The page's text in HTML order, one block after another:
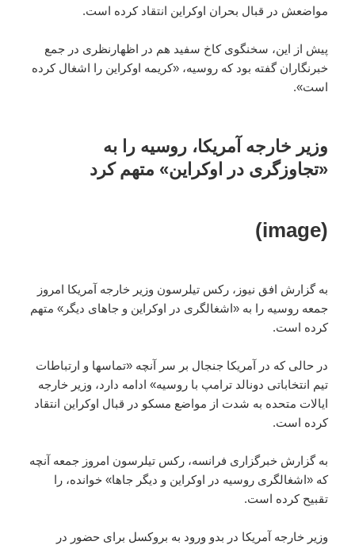
مواضعش در قبال بحران اوکراین انتقاد کرده است.
پیش از این، سخنگوی کاخ سفید هم در اظهارنظری در جمع
خبرنگاران گفته بود که روسیه، «کریمه اوکراین را اشغال کرده
است».
وزیر خارجه آمریکا، روسیه را به
«تجاوزگری در اوکراین» متهم کرد
(image)
به گزارش افق نیوز، رکس تیلرسون وزیر خارجه آمریکا امروز
جمعه روسیه را به «اشغالگری در اوکراین و جاهای دیگر» متهم
کرده است.
در حالی که در آمریکا جنجال بر سر آنچه «تماسها و ارتباطات
تیم انتخاباتی دونالد ترامپ با روسیه» ادامه دارد، وزیر خارجه
ایالات متحده به شدت از مواضع مسکو در قبال اوکراین انتقاد
کرده است.
به گزارش خبرگزاری فرانسه، رکس تیلرسون امروز جمعه آنچه
که «اشغالگری روسیه در اوکراین و دیگر جاها» خوانده، را
تقبیح کرده است.
وزیر خارجه آمریکا در بدو ورود به بروکسل برای حضور در